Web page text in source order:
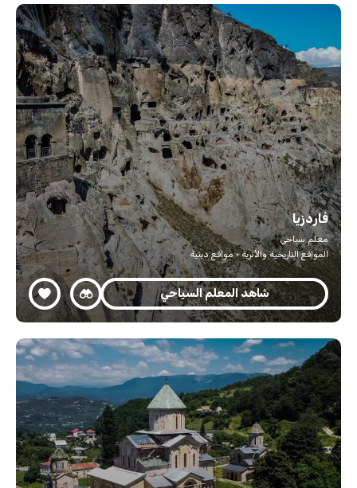
فاردزيا
معلم سياحي
المواقع التاريخية والأثرية · مواقع دينية
شاهد المعلم السياحي